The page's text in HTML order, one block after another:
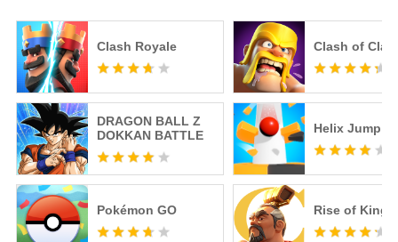
Clash Royale Clash of
DRAGON BALL Z
DOKKAN BATTLE
Helix Jump
Pokémon GO Rise of